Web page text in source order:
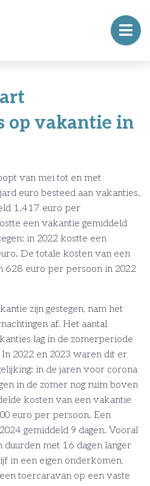
op vakantie in
van mei tot en met
euro besteed aan vakanties.
1.417 euro per
een vakantie gemiddeld
in 2022 kostte een
De totale kosten van een
628 euro per persoon in 2022
zijn gestegen, nam het
af. Het aantal
lag in de zomerperiode
2022 en 2023 waren dit er
in de jaren voor corona
in de zomer nog ruim boven
kosten van een vakantie
euro per persoon. Een
gemiddeld 9 dagen. Vooral
met 16 dagen langer
in een eigen onderkomen,
toercaravan op een vaste